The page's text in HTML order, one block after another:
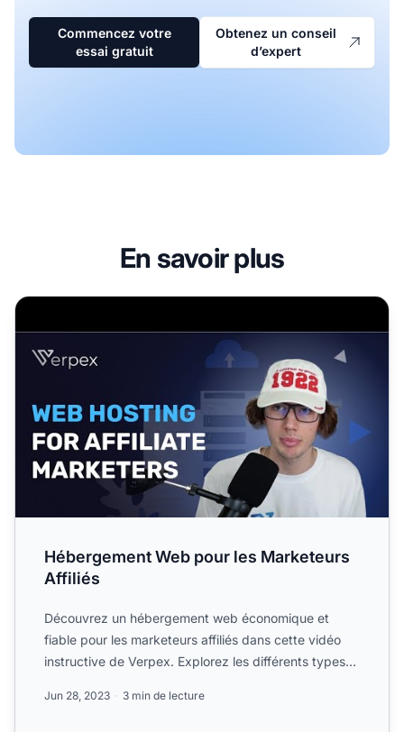
Commencez votre
essai gratuit
Obtenez un conseil
d’expert
En savoir plus
Hébergement Web pour les Marketeurs Affiliés
Hébergement Web pour les Marketeurs
Affiliés
Découvrez un hébergement web économique et
fiable pour les marketeurs affiliés dans cette vidéo
instructive de Verpex. Explorez les différents types
Jun 28, 2023 3 min de lecture